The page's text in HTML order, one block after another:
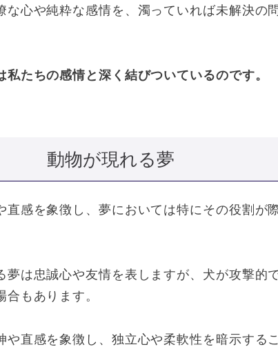
な心や純粋な感情を、濁っていれば未解決の
私たちの感情と深く結びついているのです。
動物が現れる夢
直感を象徴し、夢においては特にその役割が
夢は忠誠心や友情を表しますが、犬が攻撃的
もあります。
や直感を象徴し、独立心や柔軟性を暗示する